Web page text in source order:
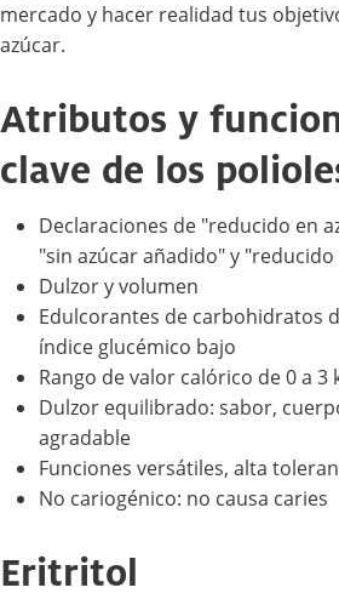
mercado y hacer realidad tus
azúcar.
Atributos y
clave de los
Declaraciones de "reducido en
"sin azúcar añadido" y
Dulzor y volumen
Edulcorantes de carbohidratos
índice glucémico bajo
Rango de valor calórico de 0 a 3
Dulzor equilibrado: sabor,
agradable
Funciones versátiles, alta
No cariogénico: no causa caries
Eritritol